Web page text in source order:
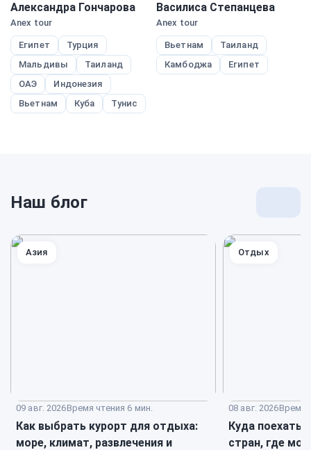
Александра Гончарова
Anex tour
Египет
Турция
Мальдивы
Таиланд
ОАЭ
Индонезия
Вьетнам
Куба Тунис
Василиса Степанцева
Anex tour
Вьетнам
Таиланд
Камбоджа
Египет
Наш блог
09 авг. 2026Время чтения 6 мин.
Как выбрать курорт для отдыха:
море, климат, развлечения и
Азия
08 авг. 2026Время
Куда поехать
стран, где
Отдых